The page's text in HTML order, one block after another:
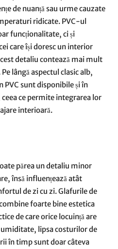
de nuanță sau urme cauzate
ridicate. PVC-ul
funcționalitate, ci și
care își doresc un interior
detaliu contează mai mult
lângă aspectul clasic alb,
sunt disponibile și în
ce permite integrarea lor
interioară.
părea un detaliu minor
însă influențează atât
de zi cu zi. Glafurile de
foarte bine estetica
de care orice locuință are
lipsa costurilor de
în timp sunt doar câteva